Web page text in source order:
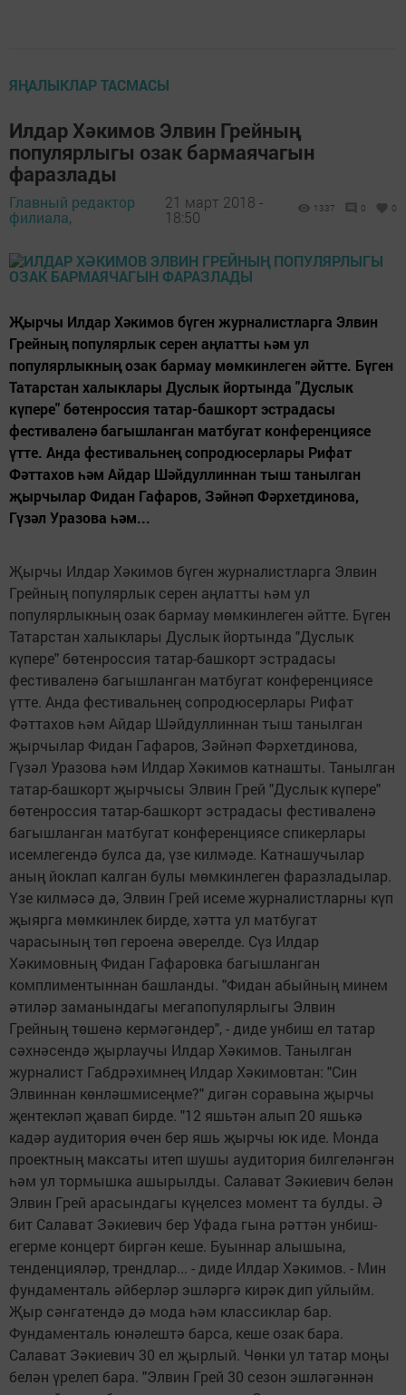
ЯҢАЛЫКЛАР ТАСМАСЫ
Илдар Хәкимов Элвин Грейның
популярлыгы озак бармаячагын
фаразлады
Главный редактор
филиала,
21 март 2018 -
18:50
1337 0 0
Җырчы Илдар Хәкимов бүген журналистларга Элвин
Грейның популярлык серен аңлатты һәм ул
популярлыкның озак бармау мөмкинлеген әйтте. Бүген
Татарстан халыклары Дуслык йортында "Дуслык
күпере" бөтенроссия татар-башкорт эстрадасы
фестиваленә багышланган матбугат конференциясе
үтте. Анда фестивальнең сопродюсерлары Рифат
Фәттахов һәм Айдар Шәйдуллиннан тыш танылган
җырчылар Фидан Гафаров, Зәйнәп Фәрхетдинова,
Гүзәл Уразова һәм...
Җырчы Илдар Хәкимов бүген журналистларга Элвин
Грейның популярлык серен аңлатты һәм ул
популярлыкның озак бармау мөмкинлеген әйтте. Бүген
Татарстан халыклары Дуслык йортында "Дуслык
күпере" бөтенроссия татар-башкорт эстрадасы
фестиваленә багышланган матбугат конференциясе
үтте. Анда фестивальнең сопродюсерлары Рифат
Фәттахов һәм Айдар Шәйдуллиннан тыш танылган
җырчылар Фидан Гафаров, Зәйнәп Фәрхетдинова,
Гүзәл Уразова һәм Илдар Хәкимов катнашты. Танылган
татар-башкорт җырчысы Элвин Грей "Дуслык күпере"
бөтенроссия татар-башкорт эстрадасы фестиваленә
багышланган матбугат конференциясе спикерлары
исемлегендә булса да, үзе килмәде. Катнашучылар
аның йоклап калган булы мөмкинлеген фаразладылар.
Үзе килмәсә дә, Элвин Грей исеме журналистларны күп
җыярга мөмкинлек бирде, хәтта ул матбугат
чарасының төп героена әверелде. Сүз Илдар
Хәкимовның Фидан Гафаровка багышланган
комплиментыннан башланды. "Фидан абыйның минем
әтиләр заманындагы мегапопулярлыгы Элвин
Грейның төшенә кермәгәндер", - диде унбиш ел татар
сәхнәсендә җырлаучы Илдар Хәкимов. Танылган
журналист Габдрәхимнең Илдар Хәкимовтан: "Син
Элвиннан көнләшмисеңме?" дигән соравына җырчы
җентекләп җавап бирде. "12 яшьтән алып 20 яшькә
кадәр аудитория өчен бер яшь җырчы юк иде. Монда
проектның максаты итеп шушы аудитория билгеләнгән
һәм ул тормышка ашырылды. Салават Зәкиевич белән
Элвин Грей арасындагы күңелсез момент та булды. Ә
бит Салават Зәкиевич бер Уфада гына рәттән унбиш-
егерме концерт биргән кеше. Буыннар алышына,
тенденцияләр, трендлар... - диде Илдар Хәкимов. - Мин
фундаменталь әйберләр эшләргә кирәк дип уйлыйм.
Җыр сәнгатендә дә мода һәм классиклар бар.
Фундаменталь юнәлештә барса, кеше озак бара.
Салават Зәкиевич 30 ел җырлый. Чөнки ул татар моңы
белән үрелеп бара. "Элвин Грей 30 сезон эшләгәннән